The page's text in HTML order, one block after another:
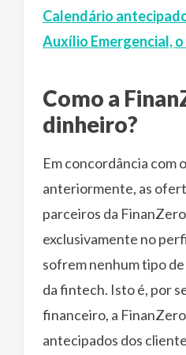
Calendário
Auxílio Emergencial, o
Como a
dinheiro?
Em concordância com
anteriormente, as
parceiros da
exclusivamente no
sofrem nenhum tipo
da fintech. Isto é, por
financeiro, a
antecipados dos